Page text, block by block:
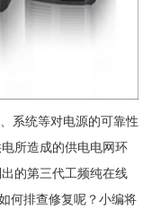
系统等对电源的可靠性
所造成的供电电网环
的第三代工频纯在线
何排查修复呢？小编将